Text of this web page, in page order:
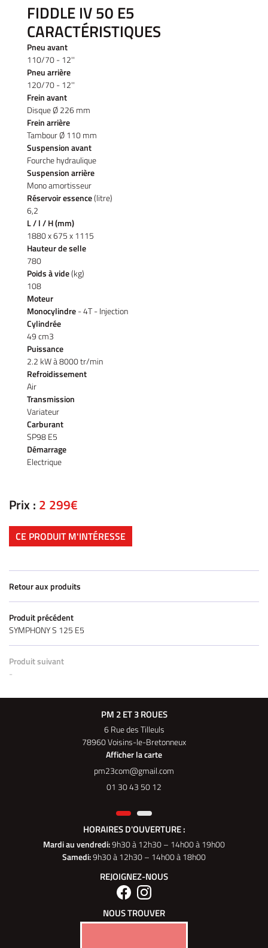
Accueil
Vélos
– Scooters
location
d’occasion
Services
votre véhicule
Actualités
Contact
FIDDLE IV 50 E5
CARACTÉRISTIQUES
Pneu avant
110/70 - 12''
Pneu arrière
120/70 - 12''
Frein avant
Disque Ø 226 mm
Frein arrière
Tambour Ø 110 mm
Suspension avant
Fourche hydraulique
Suspension arrière
Mono amortisseur
Réservoir essence(litre)
6,2
L / l / H (mm)
1880 x 675 x 1115
Hauteur de selle
780
Poids à vide(kg)
108
Moteur
Monocylindre- 4T - Injection
Cylindrée
49 cm3
Puissance
2.2 kW à 8000 tr/min
Refroidissement
Air
Transmission
Variateur
Carburant
SP98 E5
Démarrage
Electrique
Prix : 2 299€
CE PRODUIT M'INTÉRESSE
Retour aux produits
Produit précédent
SYMPHONY S 125 E5
Produit suivant
-
PM 2 ET 3 ROUES
6 Rue des Tilleuls
78960 Voisins-le-Bretonneux
Afficher la carte
01 30 43 50 12
HORAIRES D'OUVERTURE :
Mardi au vendredi:9h30 à 12h30 – 14h00 à 19h00
Samedi:9h30 à 12h30 – 14h00 à 18h00
REJOIGNEZ-NOUS
NOUS TROUVER